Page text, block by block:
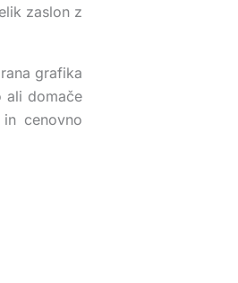
zaslon z
grafika
ali domače
cenovno